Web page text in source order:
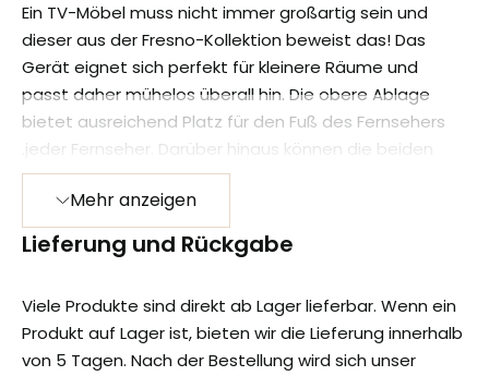
Ein TV-Möbel muss nicht immer großartig sein und
dieser aus der Fresno-Kollektion beweist das! Das
Gerät eignet sich perfekt für kleinere Räume und
passt daher mühelos überall hin. Die obere Ablage
bietet ausreichend Platz für den Fuß des Fernsehers
.jeder Fernseher. Darüber hinaus können die beiden
Schubladen zum Ordnen von Gegenständen genutzt
werden und im Zwischenfach können Geräte
untergebracht werden, ohne dass die Kabel sichtbar
sind!
Holzöl und ein klares, natürliches Bienenwachs
aufgetragen Holz zum Schutz des Holzes vor
Mehr anzeigen
Lieferung und Rückgabe
Viele Produkte sind direkt ab Lager lieferbar. Wenn ein
Produkt auf Lager ist, bieten wir die Lieferung innerhalb
von 5 Tagen. Nach der Bestellung wird sich unser